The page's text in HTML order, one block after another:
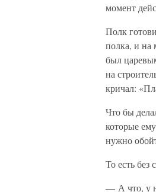
момент
Полк
полка, и на
был
на
кричал:
Что бы
которые
нужно
То есть
— А что, у